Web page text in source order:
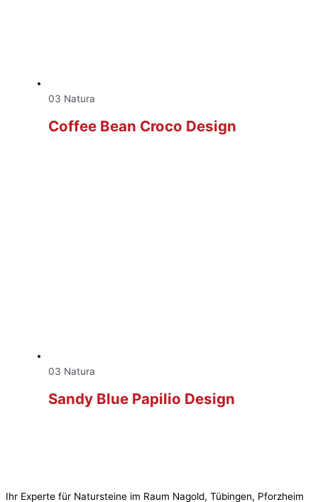
03 Natura
Coffee Bean Croco Design
03 Natura
Sandy Blue Papilio Design
Ihr Experte für Natursteine im Raum Nagold, Tübingen, Pforzheim